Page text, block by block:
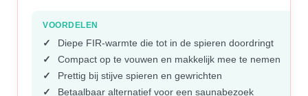
VOORDELEN
Diepe FIR-warmte die tot in de spieren doordringt
Compact op te vouwen en makkelijk mee te nemen
Prettig bij stijve spieren en gewrichten
Betaalbaar alternatief voor een saunabezoek